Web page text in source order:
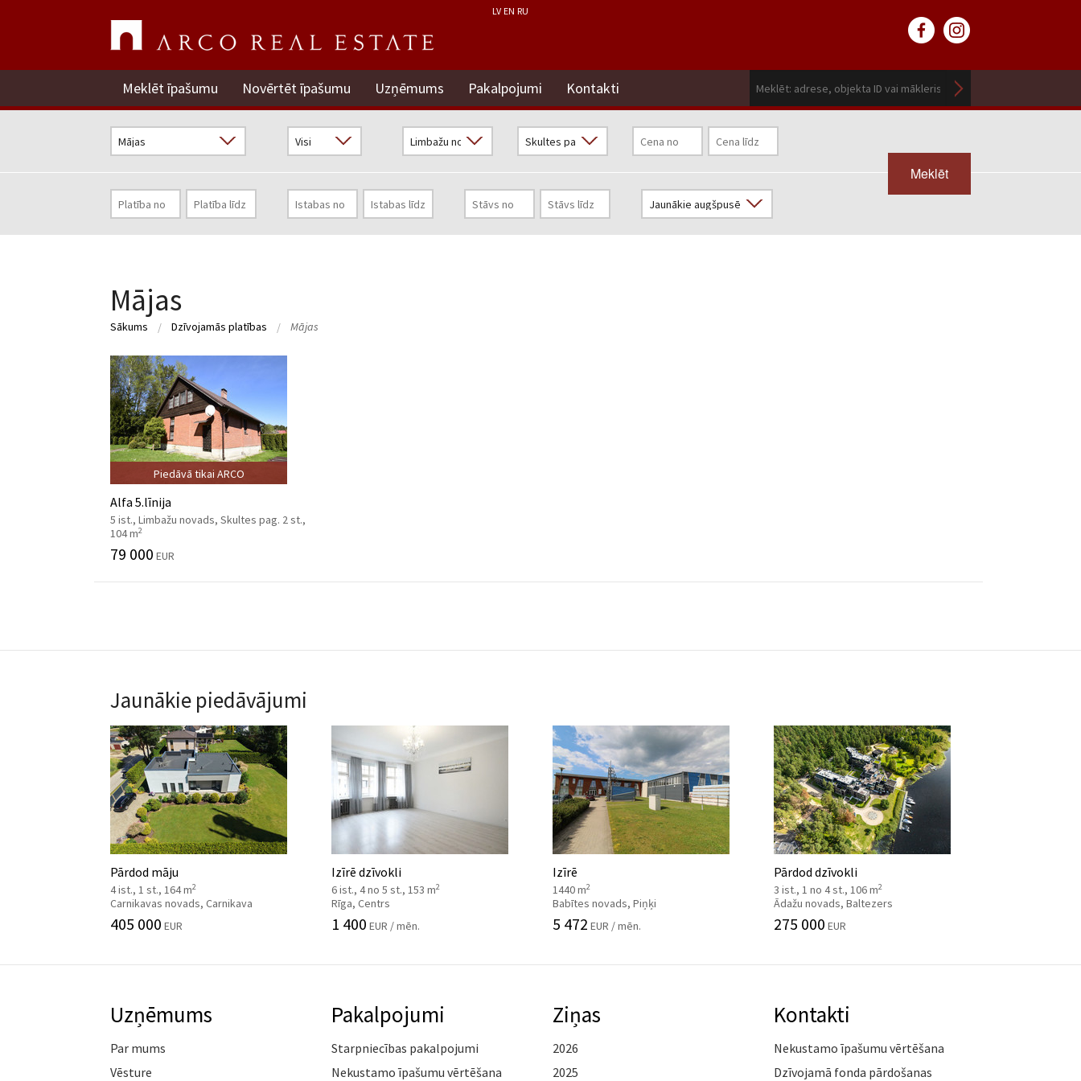
LV EN RU
Meklēt īpašumu Novērtēt īpašumu Uzņēmums Pakalpojumi Kontakti
Meklēt
Mājas
Sākums Dzīvojamās platības Mājas
Piedāvā tikai ARCO
Alfa 5.līnija
5 ist., Limbažu novads, Skultes pag. 2 st.,
104 m2
79 000 EUR
Jaunākie piedāvājumi
Pārdod māju
4 ist., 1 st., 164 m2
Carnikavas novads, Carnikava
405 000 EUR
Izīrē dzīvokli
6 ist., 4 no 5 st., 153 m2
Rīga, Centrs
1 400 EUR / mēn.
Izīrē
1440 m2
Babītes novads, Piņķi
5 472 EUR / mēn.
Pārdod dzīvokli
3 ist., 1 no 4 st., 106 m2
Ādažu novads, Baltezers
275 000 EUR
Uzņēmums
Par mums
Vēsture
Pakalpojumi
Starpniecības pakalpojumi
Nekustamo īpašumu vērtēšana
Ziņas
2026
2025
Kontakti
Nekustamo īpašumu vērtēšana
Dzīvojamā fonda pārdošanas